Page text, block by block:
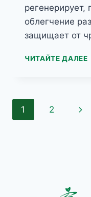
регенерирует,
облегчение
защищает от
ЧИТАЙТЕ ДАЛЕЕ
Навигация
1 2